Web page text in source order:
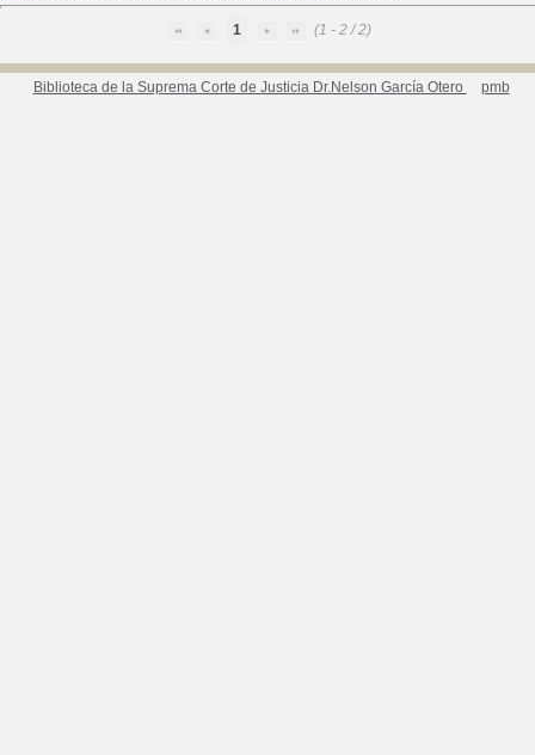
1 (1 - 2 / 2)
Biblioteca de la Suprema Corte de Justicia Dr.Nelson García Otero pmb